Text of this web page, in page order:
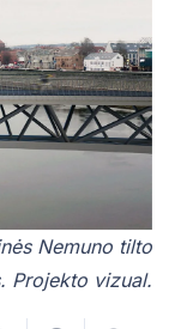
Nemuno tilto
Projekto vizual.